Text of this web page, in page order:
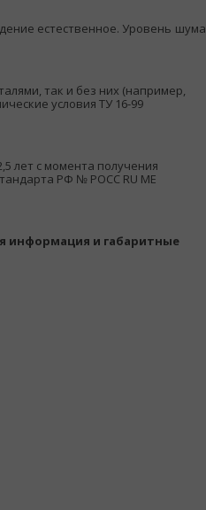
естественное. Уровень шума
так и без них (например,
условия ТУ 16-99
лет с момента получения
РФ № РОСС RU МЕ
информация и габаритные